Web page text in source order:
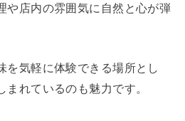
や店内の雰囲気に自然と心が弾
を気軽に体験できる場所とし
れているのも魅力です。